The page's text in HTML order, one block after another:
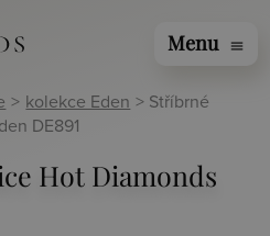
Menu menu
> kolekce Eden > Stříbrné
DE891
Hot Diamonds